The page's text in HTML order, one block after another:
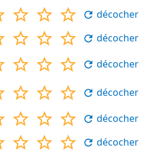
décocher
décocher
décocher
décocher
décocher
décocher